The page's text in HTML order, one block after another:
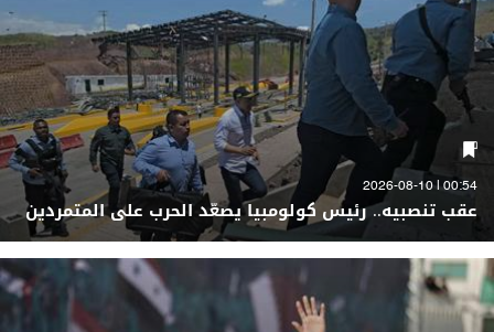
00:54 | 2026-08-10
عقب تنصبيه.. رئيس كولومبيا يصعّد الحرب على المتمردين